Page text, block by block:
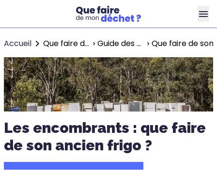
Accueil Que faire de mes déchets ? Guide des encombrants Que faire de
Les encombrants : que faire
de son ancien frigo ?